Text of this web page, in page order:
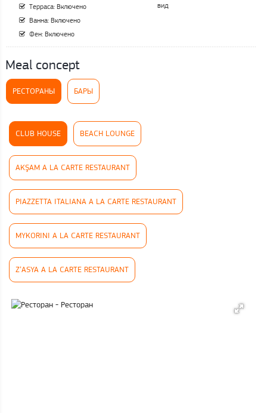
Терраса: Включено
Ванна: Включено
Фен: Включено
вид
Meal concept
РЕСТОРАНЫ БАРЫ
CLUB HOUSE BEACH LOUNGE
AKŞAM A LA CARTE RESTAURANT
PIAZZETTA ITALIANA A LA CARTE RESTAURANT
MYKORINI A LA CARTE RESTAURANT
Z’ASYA A LA CARTE RESTAURANT